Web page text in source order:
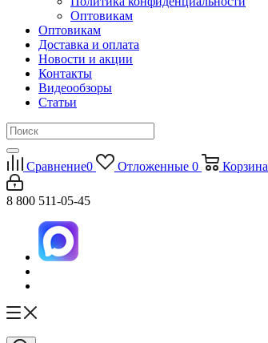
Оптовикам
Оптовикам
Доставка и оплата
Новости и акции
Контакты
Видеообзоры
Статьи
Сравнение0 Отложенные 0 Корзина
8 800 511-05-45